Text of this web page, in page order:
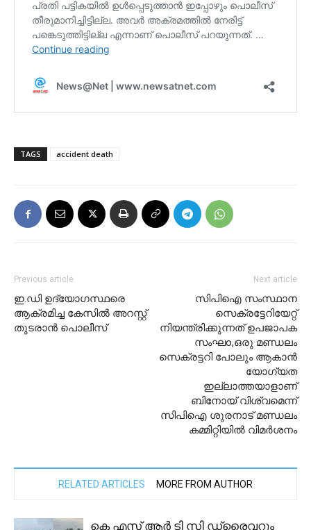
TAGS accident death
Previous article
ഇ.ഡി ഉദ്യോഗസ്ഥരെ
ആക്രമിച്ച കേസിൽ അറസ്റ്റ്
തുടരാൻ പൊലീസ്
Next article
സിപിഐ സംസ്ഥാന
സെക്രട്ടേറിയേറ്റ്
നിയന്ത്രിക്കുന്നത് ഉപജാപക
സംഘo,ഒരു മണ്ഡലം
സെക്രട്ടറി പോലും ആകാൻ
യോഗ്യത
ഇല്ലാത്തയാളാണ്
ബിനോയ് വിശ്വമെന്ന്
സിപിഐ ശുരനാട് മണ്ഡലം
കമ്മിറ്റിയിൽ വിമർശനം
RELATED ARTICLES MORE FROM AUTHOR
കെ എസ് ആർ ടി സി ഡ്രൈവറും